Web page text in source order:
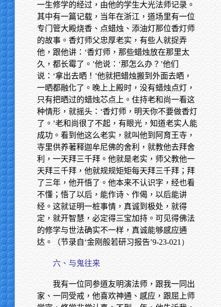
一生修学的经过，由他的学生大光法师记录。
其中有一篇记载，当年在浙江，道场里有一位
专门管大殿烧香、点蜡烛、添油灯那位香灯师
的故事。香灯师父忠厚老实，有些人就捉弄
他，跟他讲：‘香灯师，那些蜡烛放在那里太
久，都长霉了。’他说：‘那怎么办？’他们
说：‘拿出去晒！’他就把蜡烛搬到外面去晒，
一晒都融化了。晚上上殿时，没有蜡烛点灯，
只有把晒过的蜡烛芯点上。住持老和尚一看这
种情形，就摇头：‘香灯师，明天你不要做香灯
了。’老和尚很了不起，有眼光，知道老实人能
成功。看到他这么老实，就叫他到阿育王寺，
寺里供养著释迦牟尼佛的舍利，就教他去拜舍
利，一天拜三千拜。他就是老实，师父教他一
天拜三千拜，他就规规矩矩每天拜三千拜；拜
了三年，他开悟了。他本来不认识字，经也看
不懂；悟了以后，能作诗、作偈，以后能讲
经。这就证明一桩事情，真诚到极处，就得
定，就开智慧，必定得三宝加持。可见得佛法
的修学与世法确实不一样，真诚能够感应通
达。（节录自‘金刚般若研习报告’9-23-021）
六、与鬼往来
我有一位同参道友明演法师，跟我一同出
家、一同受戒，他喜欢神通、感应，跟屈上师